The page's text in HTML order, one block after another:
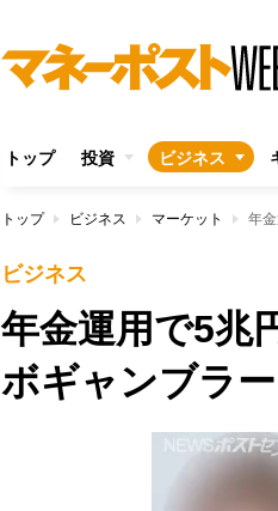
トップ 投資 ビジネス
トップ ビジネス マーケット 年
ビジネス
年金運用で5兆
ボギャンブラー